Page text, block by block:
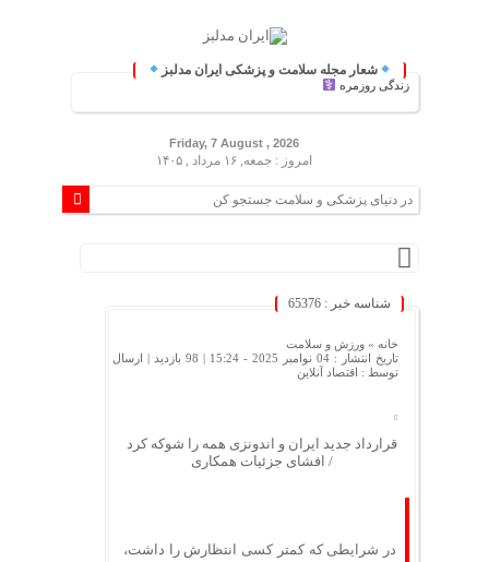
شعار مجله سلامت و پزشکی ایران مدلبز
و زندگی روزمره
Friday, 7 August , 2026
امروز : جمعه, ۱۶ مرداد , ۱۴۰۵
شناسه خبر : 65376
خانه » ورزش و سلامت
تاریخ انتشار : 04 نوامبر 2025 - 15:24 |
98 بازدید
| ارسال
توسط : اقتصاد آنلاین
قرارداد جدید ایران و اندونزی همه را شوکه کرد
/ افشای جزئیات همکاری
در شرایطی که کمتر کسی انتظارش را داشت،